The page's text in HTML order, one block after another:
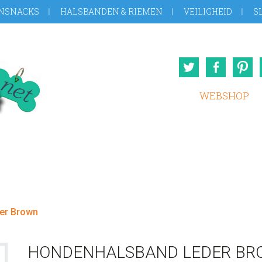
HALSBANDEN & RIEMEN VEILIGHEID
Twitter
WEBSHOP
Brown
HONDENHALSBAND LEDER